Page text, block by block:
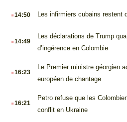
.14:50 Les infirmiers cubains restent
.14:49
Les déclarations de Trump
d’ingérence en Colombie
.16:23
Le Premier ministre géorgien
européen de chantage
.16:21
Petro refuse que les
conflit en Ukraine